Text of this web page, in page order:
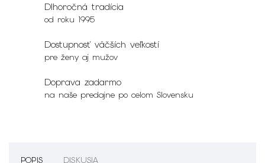
Dlhoročná tradícia
od roku 1995
Dostupnosť väčších veľkostí
pre ženy aj mužov
Doprava zadarmo
na naše predajne po celom Slovensku
POPIS DISKUSIA